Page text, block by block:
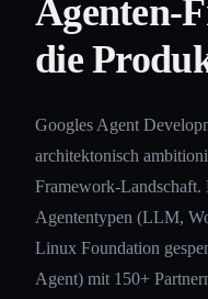
Agenten-
die
Googles Agent
architektonisch
Framework-
Agententypen (LLM,
Linux Foundation
Agent) mit 150+